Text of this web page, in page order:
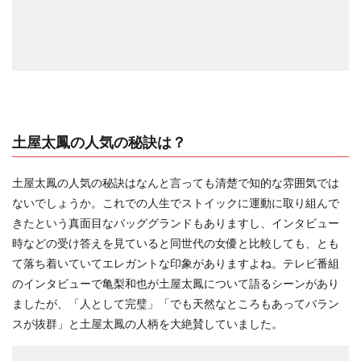
土屋太鳳の人気の秘訣は？
土屋太鳳の人気の秘訣はなんと言っても清楚で知的な雰囲気では
ないでしょうか。これでの人生でストイックに運動に取り組んで
きたという真面目なバッググランドもありますし、インタビュー
時などの受け答えを見ていると同世代の女優と比較しても、とも
て落ち着いていてエレガントな印象がありますよね。テレビ番組
のインタビューで亀梨和也が土屋太鳳について語るシーンがあり
ましたが、「人として完璧」「でも天然なところもあってバラン
スが抜群」と土屋太鳳の人柄を大絶賛していました。